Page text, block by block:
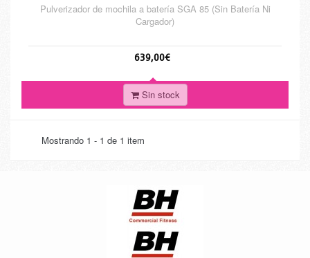
Pulverizador de mochila a batería SGA 85 (Sin Batería Ni
Cargador)
639,00€
Sin stock
Mostrando 1 - 1 de 1 item